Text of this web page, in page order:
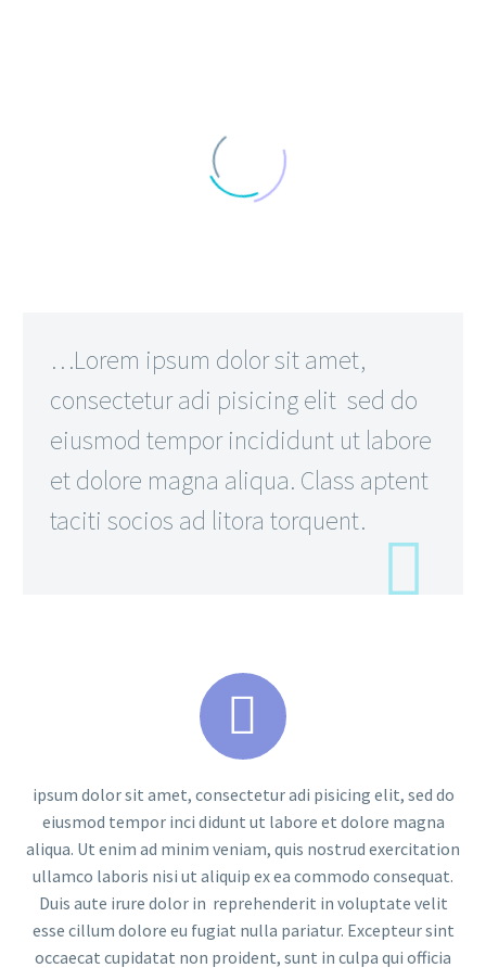
…Lorem ipsum dolor sit amet,
consectetur adi pisicing elit sed do
eiusmod tempor incididunt ut labore
et dolore magna aliqua. Class aptent
taciti socios ad litora torquent.


ipsum dolor sit amet, consectetur adi pisicing elit, sed do
eiusmod tempor inci didunt ut labore et dolore magna
aliqua. Ut enim ad minim veniam, quis nostrud exercitation
ullamco laboris nisi ut aliquip ex ea commodo consequat.
Duis aute irure dolor in reprehenderit in voluptate velit
esse cillum dolore eu fugiat nulla pariatur. Excepteur sint
occaecat cupidatat non proident, sunt in culpa qui officia